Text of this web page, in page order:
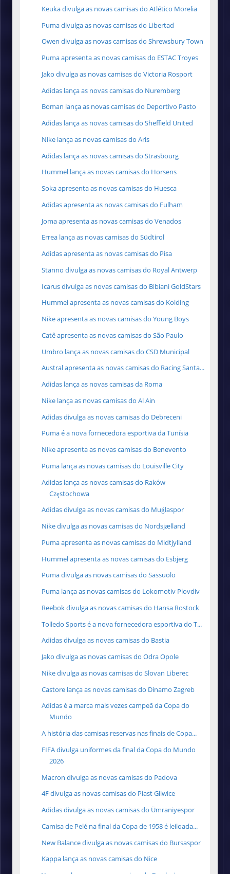
Keuka divulga as novas camisas do Atlético Morelia
Puma divulga as novas camisas do Libertad
Owen divulga as novas camisas do Shrewsbury Town
Puma apresenta as novas camisas do ESTAC Troyes
Jako divulga as novas camisas do Victoria Rosport
Adidas lança as novas camisas do Nuremberg
Boman lança as novas camisas do Deportivo Pasto
Adidas lança as novas camisas do Sheffield United
Nike lança as novas camisas do Aris
Adidas lança as novas camisas do Strasbourg
Hummel lança as novas camisas do Horsens
Soka apresenta as novas camisas do Huesca
Adidas apresenta as novas camisas do Fulham
Joma apresenta as novas camisas do Venados
Errea lança as novas camisas do Südtirol
Adidas apresenta as novas camisas do Pisa
Stanno divulga as novas camisas do Royal Antwerp
Icarus divulga as novas camisas do Bibiani GoldStars
Hummel apresenta as novas camisas do Kolding
Nike apresenta as novas camisas do Young Boys
Catê apresenta as novas camisas do São Paulo
Umbro lança as novas camisas do CSD Municipal
Austral apresenta as novas camisas do Racing Santa...
Adidas lança as novas camisas da Roma
Nike lança as novas camisas do Al Ain
Adidas divulga as novas camisas do Debreceni
Puma é a nova fornecedora esportiva da Tunísia
Nike apresenta as novas camisas do Benevento
Puma lança as novas camisas do Louisville City
Adidas lança as novas camisas do Raków
Częstochowa
Adidas divulga as novas camisas do Muğlaspor
Nike divulga as novas camisas do Nordsjælland
Puma apresenta as novas camisas do Midtjylland
Hummel apresenta as novas camisas do Esbjerg
Puma divulga as novas camisas do Sassuolo
Puma lança as novas camisas do Lokomotiv Plovdiv
Reebok divulga as novas camisas do Hansa Rostock
Tolledo Sports é a nova fornecedora esportiva do T...
Adidas divulga as novas camisas do Bastia
Jako divulga as novas camisas do Odra Opole
Nike divulga as novas camisas do Slovan Liberec
Castore lança as novas camisas do Dinamo Zagreb
Adidas é a marca mais vezes campeã da Copa do
Mundo
A história das camisas reservas nas finais de Copa...
FIFA divulga uniformes da final da Copa do Mundo
2026
Macron divulga as novas camisas do Padova
4F divulga as novas camisas do Piast Gliwice
Adidas divulga as novas camisas do Ümraniyespor
Camisa de Pelé na final da Copa de 1958 é leiloada...
New Balance divulga as novas camisas do Bursaspor
Kappa lança as novas camisas do Nice